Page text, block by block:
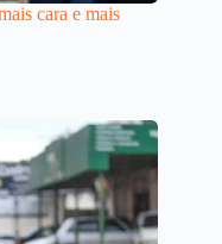
cara e mais